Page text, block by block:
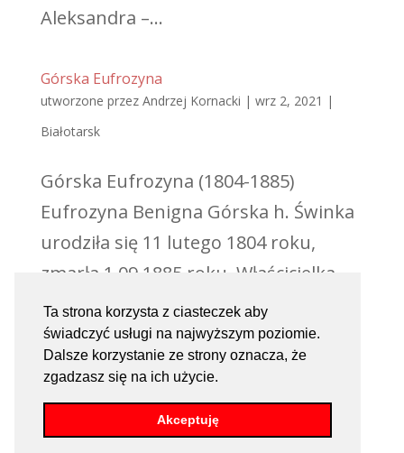
Ta strona korzysta z ciasteczek aby
świadczyć usługi na najwyższym poziomie.
Dalsze korzystanie ze strony oznacza, że
zgadzasz się na ich użycie.
Akceptuję
Aleksandra –...
Górska Eufrozyna
utworzone przez Andrzej Kornacki | wrz 2, 2021 |
Białotarsk
Górska Eufrozyna (1804-1885)
Eufrozyna Benigna Górska h. Świnka
urodziła się 11 lutego 1804 roku,
zmarła 1.09.1885 roku. Właścicielka
ziemska dóbr Zawada w pow.
gostynińskim. Córka Norberta
Zielińskiego i Kazimiery z Zielińskich.